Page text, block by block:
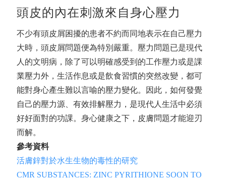
頭皮的內在刺激來自身心壓力
不少有頭皮屑困擾的患者不約而同地表示在自己壓力
大時，頭皮屑問題便為特別嚴重。壓力問題已是現代
人的文明病，除了可以明確感受到的工作壓力或是課
業壓力外，生活作息或是飲食習慣的突然改變，都可
能對身心產生難以言喻的壓力變化。因此，如何發覺
自己的壓力源、有效排解壓力，是現代人生活中必須
好好面對的功課。身心健康之下，皮膚問題才能迎刃
而解。
參考資料
活膚鋅對於水生生物的毒性的研究
CMR SUBSTANCES: ZINC PYRITHIONE SOON TO